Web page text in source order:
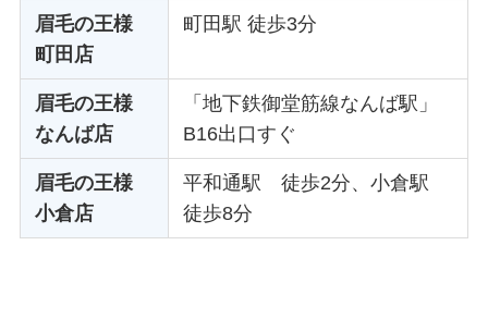
眉毛の王様
町田店
町田駅 徒歩3分
眉毛の王様
なんば店
「地下鉄御堂筋線なんば駅」
B16出口すぐ
眉毛の王様
小倉店
平和通駅 徒歩2分、小倉駅
徒歩8分